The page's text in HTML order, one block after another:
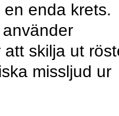
enda krets.
skilja ut
missljud ur